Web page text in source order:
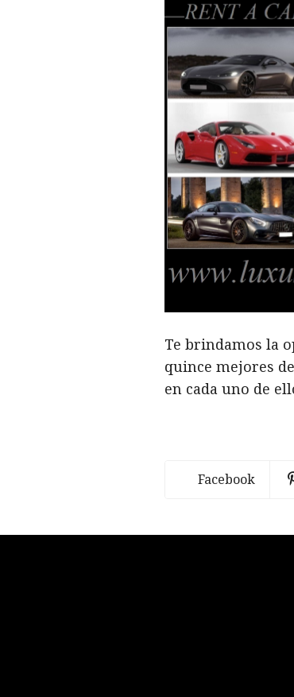
Te brindamos la
quince mejores
en cada uno de
Facebook